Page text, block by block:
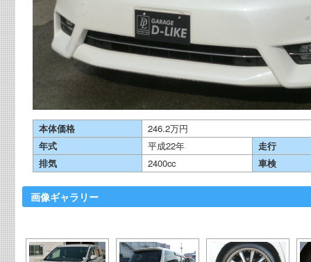
本体価格
246.2万円
年式
平成22年
走行
排気
2400cc 車検
画像ギャラリー